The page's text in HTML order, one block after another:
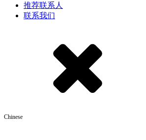
推荐联系人
联系我们
Chinese